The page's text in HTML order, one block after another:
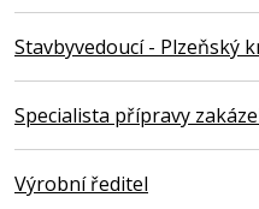
Stavbyvedoucí - Plzeňský
Specialista přípravy
Výrobní ředitel